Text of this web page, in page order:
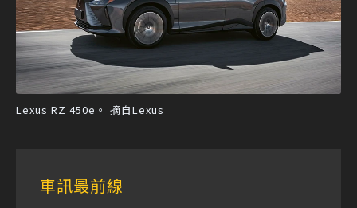
Lexus RZ 450e。 摘自Lexus
車訊最前線